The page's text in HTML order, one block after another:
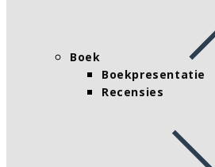
Boek
Boekpresentatie
Recensies